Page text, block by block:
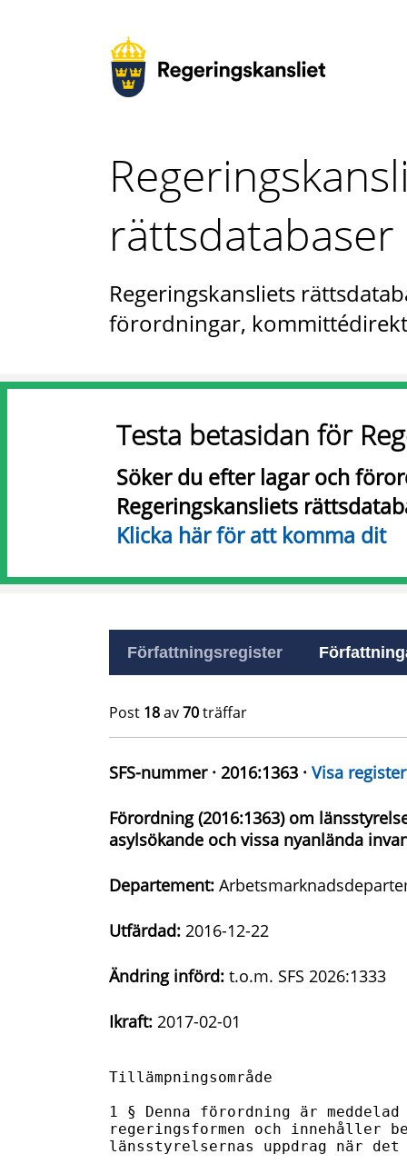
rättsdatabaser
Regeringskansliets
förordningar,
Testa betasidan för
Söker du efter lagar och
Regeringskansliets
Klicka här för att komma dit
Författningsregister
Post 18av70träffar
SFS-nummer · 2016:1363 · Visa register
Förordning (2016:1363) om
asylsökande och vissa nyanlända
Departement:
Utfärdad: 2016-12-22
Ändring införd: t.o.m. SFS 2026:1333
Ikraft: 2017-02-01
Tillämpningsområde
1 § Denna förordning är
regeringsformen och innehåller
länsstyrelsernas uppdrag när